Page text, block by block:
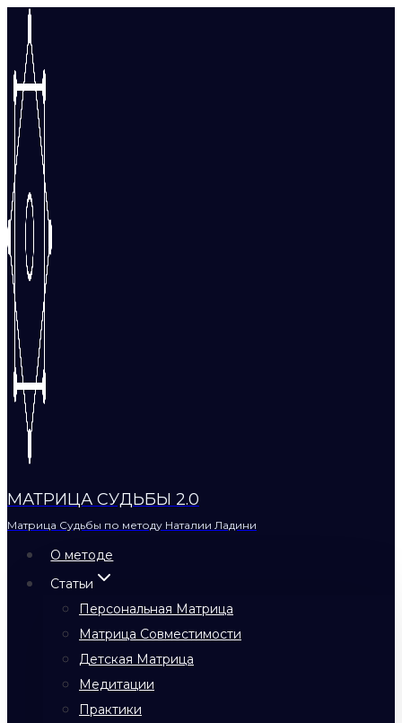
Перейти
содержимому
МАТРИЦА СУДЬБЫ 2.0
Матрица Судьбы по методу Наталии Ладини
О методе
Статьи
Персональная Матрица
Матрица Совместимости
Детская Матрица
Медитации
Практики